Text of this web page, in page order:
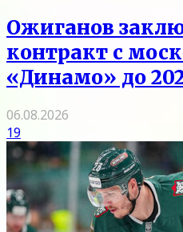
Ожиганов
контракт с
«Динамо» до
06.08.2026
19